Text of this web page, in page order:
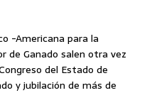
-Americana para la
de Ganado salen otra vez
del Estado de
y jubilación de más de